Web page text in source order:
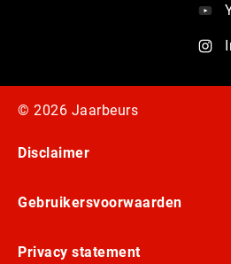
© 2026 Jaarbeurs
Disclaimer
Gebruikersvoorwaarden
Privacy statement